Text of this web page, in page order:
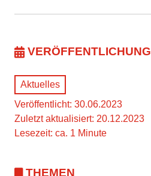
VERÖFFENTLICHUNG
Aktuelles
Veröffentlicht: 30.06.2023
Zuletzt aktualisiert: 20.12.2023
Lesezeit: ca. 1 Minute
THEMEN